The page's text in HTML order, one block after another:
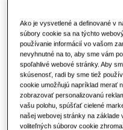
Výhody tepelného
Čo je klimatizácia
RIEŠENIA PRE
Hotely
Riešenia
Riešenia
RIEŠENIA PRE
Riešenia
Produkty
Priekopnícke
O spoločnosti
Ako je vysvetlené a definované v
súbory cookie sa na týchto
používanie informácií vo vašom
nevyhnutné na to, aby sme vám
spoľahlivé webové stránky. Aby
skúsenosť, radi by sme tiež
cookie umožňujú napríklad merať
zobrazovať personalizovanú
vašu polohu, spúšťať cielené
našej webovej stránky na
voliteľných súborov cookie